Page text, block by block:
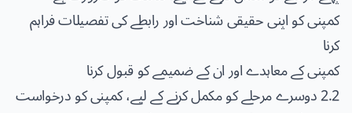
کمپنی کو اپنی حقیقی شناخت اور رابطے کی تفصیلات فراہم
کرنا
کمپنی کے معاہدے اور ان کے ضمیمے کو قبول کرنا
2.2 دوسرے مرحلے کو مکمل کرنے کے لیے، کمپنی کو درخواست